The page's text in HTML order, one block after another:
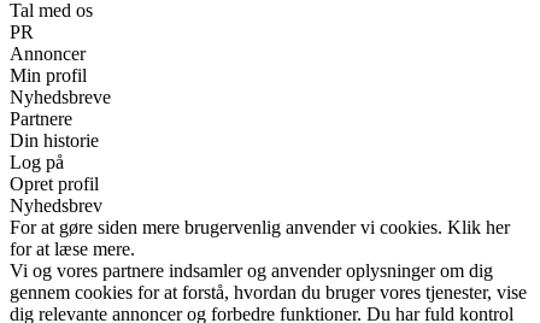
Tal med os
PR
Annoncer
Min profil
Nyhedsbreve
Partnere
Din historie
Log på
Opret profil
Nyhedsbrev
For at gøre siden mere brugervenlig anvender vi cookies. Klik her
for at læse mere.
Vi og vores partnere indsamler og anvender oplysninger om dig
gennem cookies for at forstå, hvordan du bruger vores tjenester, vise
dig relevante annoncer og forbedre funktioner. Du har fuld kontrol